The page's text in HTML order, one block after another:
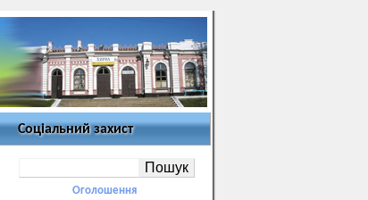
Соціальний захист
Оголошення